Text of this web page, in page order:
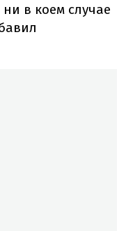
в коем случае